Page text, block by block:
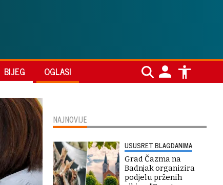
BIJEG OGLASI
NAJNOVIJE
USUSRET BLAGDANIMA
Grad Čazma na
Badnjak organizira
podjelu prženih